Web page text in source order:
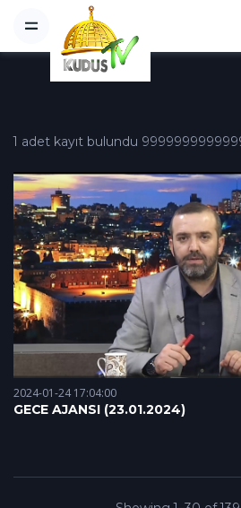
1 adet kayıt bulundu
2024-01-24 17:04:00
GECE AJANSI (23.01.2024)